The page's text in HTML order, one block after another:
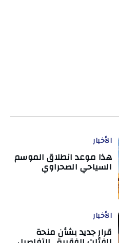
الأخبار
هذا موعد انطلاق الموسم
السياحي الصحراوي
الأخبار
قرار جديد بشأن منحة